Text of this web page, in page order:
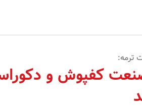
ترمه:
کفپوش و